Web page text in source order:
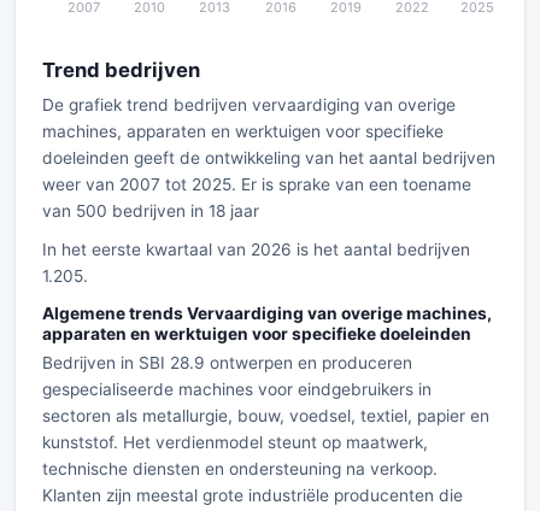
Trend bedrijven
De grafiek trend bedrijven vervaardiging van overige
machines, apparaten en werktuigen voor specifieke
doeleinden geeft de ontwikkeling van het aantal bedrijven
weer van 2007 tot 2025. Er is sprake van een toename
van 500 bedrijven in 18 jaar
In het eerste kwartaal van 2026 is het aantal bedrijven
1.205.
Algemene trends Vervaardiging van overige machines,
apparaten en werktuigen voor specifieke doeleinden
Bedrijven in SBI 28.9 ontwerpen en produceren
gespecialiseerde machines voor eindgebruikers in
sectoren als metallurgie, bouw, voedsel, textiel, papier en
kunststof. Het verdienmodel steunt op maatwerk,
technische diensten en ondersteuning na verkoop.
Klanten zijn meestal grote industriële producenten die